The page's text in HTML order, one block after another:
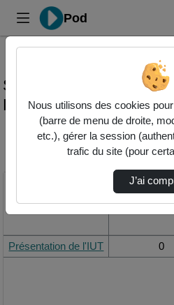
Pod
Statistiques de
Présentation de l'iut
Modifier la période de
visualisation
Vue de la
Présentation de l'IUT 0
Nous utilisons des cookies
(barre de menu de droite,
etc.), gérer la session
trafic du site (pour
J’ai